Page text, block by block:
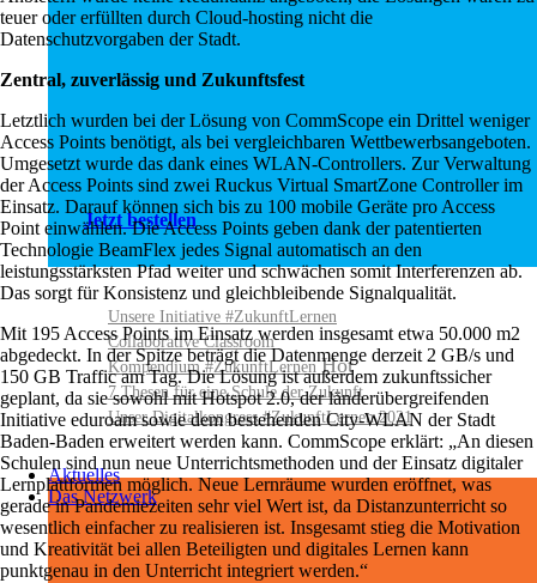
Jetzt bestellen
Unsere Initiative #ZukunftLernen
Collaborative Classroom
Kompendium #ZukunftLernen
7 Thesen für eine Schule der Zukunft
Unser Digitalkongress #ZukunftLernen 2021
Aktuelles
Das Netzwerk
teuer oder erfüllten durch Cloud-hosting nicht die
Datenschutzvorgaben der Stadt.
Zentral, zuverlässig und Zukunftsfest
Letztlich wurden bei der Lösung von CommScope ein Drittel weniger
Access Points benötigt, als bei vergleichbaren Wettbewerbsangeboten.
Umgesetzt wurde das dank eines WLAN-Controllers. Zur Verwaltung
der Access Points sind zwei Ruckus Virtual SmartZone Controller im
Einsatz. Darauf können sich bis zu 100 mobile Geräte pro Access
Point einwählen. Die Access Points geben dank der patentierten
Technologie BeamFlex jedes Signal automatisch an den
leistungsstärksten Pfad weiter und schwächen somit Interferenzen ab.
Das sorgt für Konsistenz und gleichbleibende Signalqualität.
Mit 195 Access Points im Einsatz werden insgesamt etwa 50.000 m2
abgedeckt. In der Spitze beträgt die Datenmenge derzeit 2 GB/s und
150 GB Traffic am Tag. Die Lösung ist außerdem zukunftssicher
geplant, da sie sowohl mit Hotspot 2.0, der länderübergreifenden
Initiative eduroam sowie dem bestehenden City-WLAN der Stadt
Baden-Baden erweitert werden kann. CommScope erklärt: „An diesen
Schulen sind nun neue Unterrichtsmethoden und der Einsatz digitaler
Lernplattformen möglich. Neue Lernräume wurden eröffnet, was
gerade in Pandemiezeiten sehr viel Wert ist, da Distanzunterricht so
wesentlich einfacher zu realisieren ist. Insgesamt stieg die Motivation
und Kreativität bei allen Beteiligten und digitales Lernen kann
punktgenau in den Unterricht integriert werden.“